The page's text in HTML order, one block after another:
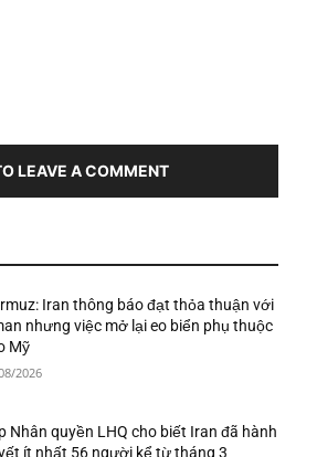
LEAVE A COMMENT
Iran thông báo đạt thỏa thuận với
nhưng việc mở lại eo biển phụ thuộc
Mỹ
2026
Nhân quyền LHQ cho biết Iran đã hành
ít nhất 56 người kể từ tháng 3